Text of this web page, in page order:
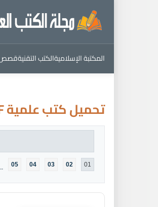
المكتبة الإسلاميةالكتب التقنيةقصص
تحميل كتب علمية PDF
05 04 03 02 01